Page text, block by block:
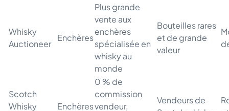
Whisky
Auctioneer
Enchères
Plus grande
vente aux
enchères
spécialisée en
whisky au
monde
Bouteilles rares
et de grande
valeur
Scotch
Whisky
Enchères
0 % de
commission
vendeur,
Vendeurs de